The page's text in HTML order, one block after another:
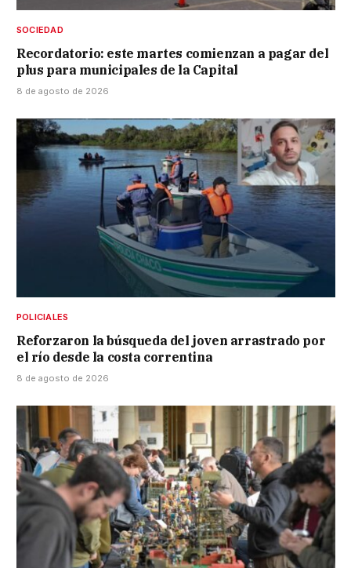
SOCIEDAD
Recordatorio: este martes comienzan a pagar del
plus para municipales de la Capital
8 de agosto de 2026
POLICIALES
Reforzaron la búsqueda del joven arrastrado por
el río desde la costa correntina
8 de agosto de 2026